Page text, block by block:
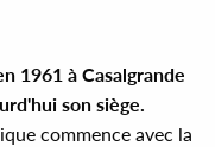
1961 à Casalgrande
son siège.
commence avec la